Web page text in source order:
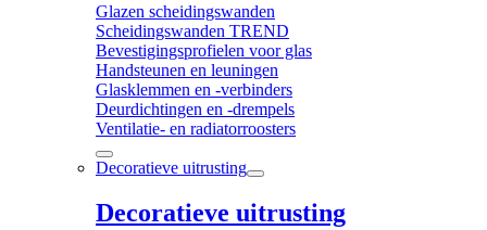
Glazen scheidingswanden
Scheidingswanden TREND
Bevestigingsprofielen voor glas
Handsteunen en leuningen
Glasklemmen en -verbinders
Deurdichtingen en -drempels
Ventilatie- en radiatorroosters
Decoratieve uitrusting
Decoratieve uitrusting